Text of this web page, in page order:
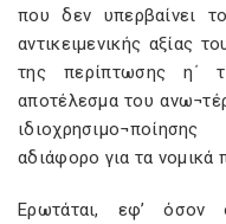
που δεν υπερβαίνει
αντικειμενικής αξίας
της περίπτωσης η΄
αποτέλεσμα του
αδιάφορο για τα νομικά
Ερωτάται, εφ’ όσον